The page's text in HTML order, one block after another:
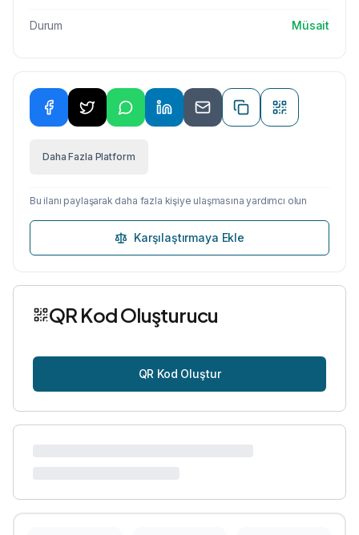
Durum Müsait
Daha Fazla Platform
Bu ilanı paylaşarak daha fazla kişiye ulaşmasına yardımcı olun
Karşılaştırmaya Ekle
QR Kod Oluşturucu
QR Kod Oluştur